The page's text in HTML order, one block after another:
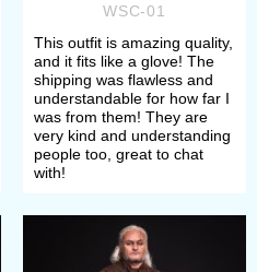
WSC-01
This outfit is amazing quality,
and it fits like a glove! The
shipping was flawless and
understandable for how far I
was from them! They are
very kind and understanding
people too, great to chat
with!